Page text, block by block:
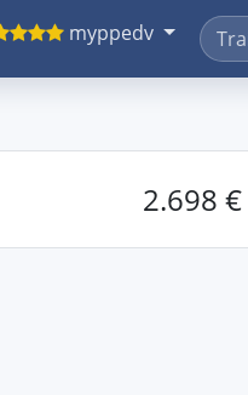
myppedv
2.698 €